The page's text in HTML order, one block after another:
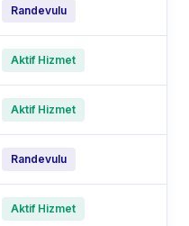
Randevulu
Aktif Hizmet
Aktif Hizmet
Randevulu
Aktif Hizmet